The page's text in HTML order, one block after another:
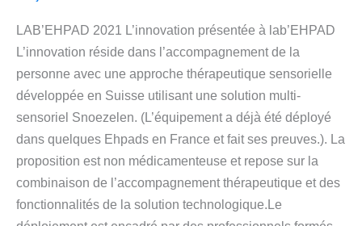
LAB’EHPAD 2021 L’innovation présentée à lab’EHPAD
L’innovation réside dans l’accompagnement de la
personne avec une approche thérapeutique sensorielle
développée en Suisse utilisant une solution multi-
sensoriel Snoezelen. (L’équipement a déjà été déployé
dans quelques Ehpads en France et fait ses preuves.). La
proposition est non médicamenteuse et repose sur la
combinaison de l’accompagnement thérapeutique et des
fonctionnalités de la solution technologique.Le